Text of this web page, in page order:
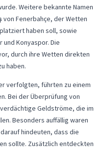
Weitere bekannte Namen
von Fenerbahçe, der Wetten
haben soll, sowie
und Konyaspor. Die
durch ihre Wetten direkten
haben.
verfolgten, führten zu einem
Bei der Überprüfung von
Geldströme, die im
Besonders auffällig waren
hindeuten, dass die
sollte. Zusätzlich entdeckten